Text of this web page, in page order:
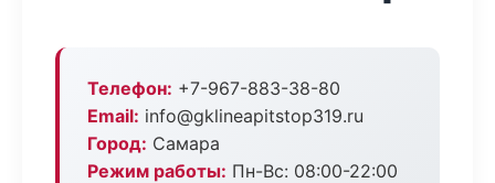
Телефон: +7-967-883-38-80
Email: info@gklineapitstop319.ru
Город: Самара
Режим работы: Пн-Вс: 08:00-22:00